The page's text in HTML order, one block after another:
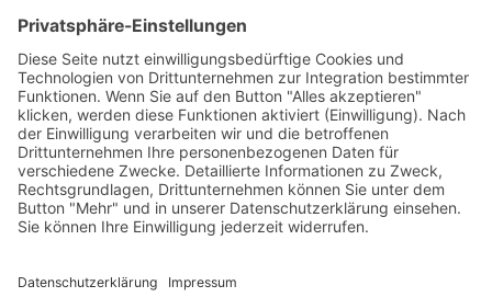
Stadtkapelle Haßfurt e.V.
97437 Zeil am Main
zum Kontaktformular